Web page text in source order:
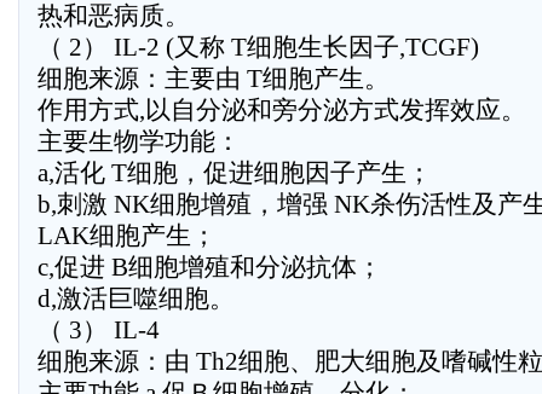
热和恶病质。
（ 2） IL-2 (又称 T细胞生长因子,TCGF)
细胞来源：主要由 T细胞产生。
作用方式,以自分泌和旁分泌方式发挥效应。
主要生物学功能：
a,活化 T细胞，促进细胞因子产生；
b,刺激 NK细胞增殖，增强 NK杀伤活性及产
LAK细胞产生；
c,促进 B细胞增殖和分泌抗体；
d,激活巨噬细胞。
（ 3） IL-4
细胞来源：由 Th2细胞、肥大细胞及嗜碱性